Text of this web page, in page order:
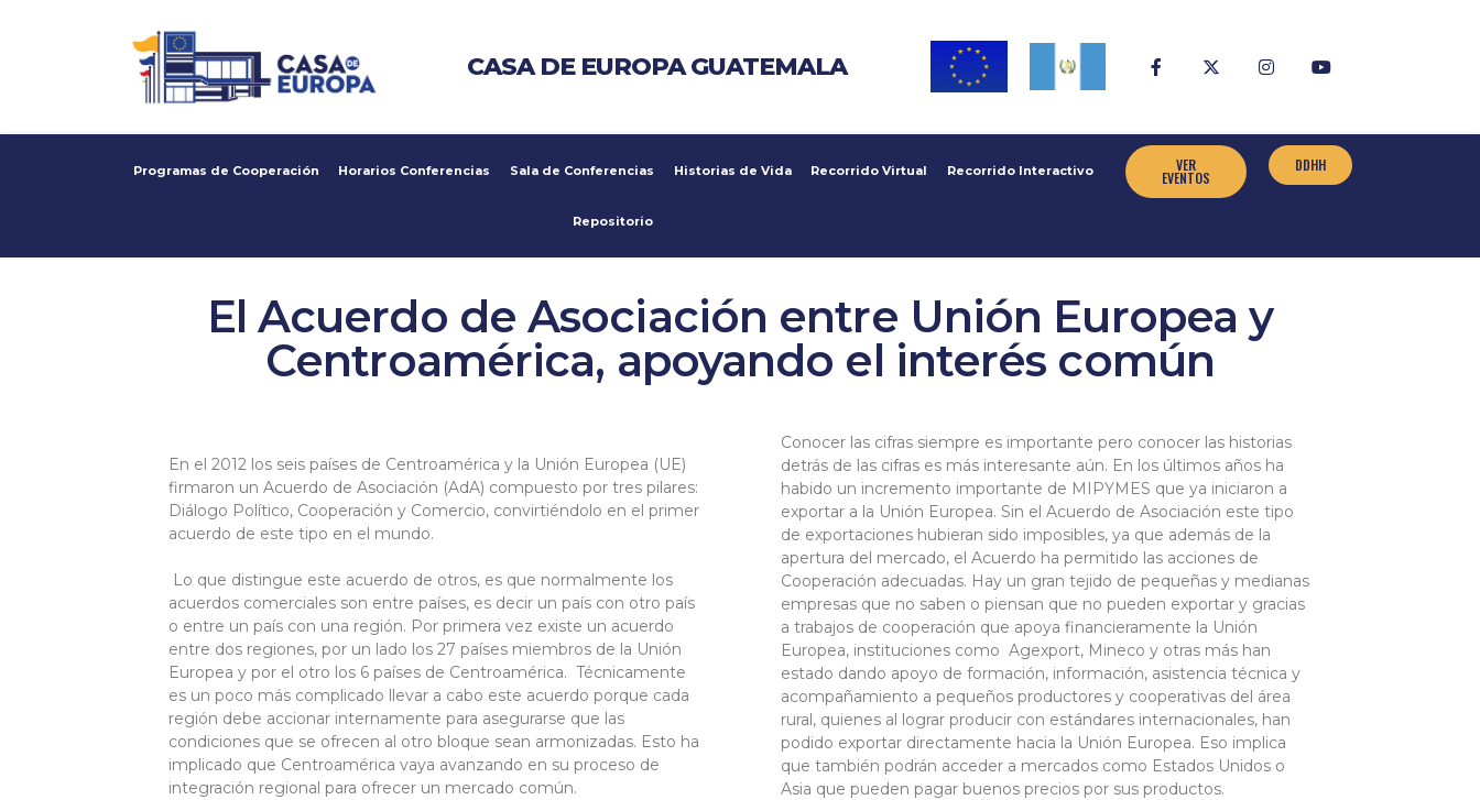
CASA DE EUROPA GUATEMALA
Programas de Cooperación Horarios Conferencias Sala de Conferencias Historias de Vida Recorrido Virtual Recorrido Interactivo
Repositorio
VER
EVENTOS
DDHH
El Acuerdo de Asociación entre Unión Europea y
Centroamérica, apoyando el interés común
En el 2012 los seis países de Centroamérica y la Unión Europea (UE)
firmaron un Acuerdo de Asociación (AdA) compuesto por tres pilares:
Diálogo Político, Cooperación y Comercio, convirtiéndolo en el primer
acuerdo de este tipo en el mundo.
Lo que distingue este acuerdo de otros, es que normalmente los
acuerdos comerciales son entre países, es decir un país con otro país
o entre un país con una región. Por primera vez existe un acuerdo
entre dos regiones, por un lado los 27 países miembros de la Unión
Europea y por el otro los 6 países de Centroamérica. Técnicamente
es un poco más complicado llevar a cabo este acuerdo porque cada
región debe accionar internamente para asegurarse que las
condiciones que se ofrecen al otro bloque sean armonizadas. Esto ha
implicado que Centroamérica vaya avanzando en su proceso de
integración regional para ofrecer un mercado común.
Conocer las cifras siempre es importante pero conocer las historias
detrás de las cifras es más interesante aún. En los últimos años ha
habido un incremento importante de MIPYMES que ya iniciaron a
exportar a la Unión Europea. Sin el Acuerdo de Asociación este tipo
de exportaciones hubieran sido imposibles, ya que además de la
apertura del mercado, el Acuerdo ha permitido las acciones de
Cooperación adecuadas. Hay un gran tejido de pequeñas y medianas
empresas que no saben o piensan que no pueden exportar y gracias
a trabajos de cooperación que apoya financieramente la Unión
Europea, instituciones como Agexport, Mineco y otras más han
estado dando apoyo de formación, información, asistencia técnica y
acompañamiento a pequeños productores y cooperativas del área
rural, quienes al lograr producir con estándares internacionales, han
podido exportar directamente hacia la Unión Europea. Eso implica
que también podrán acceder a mercados como Estados Unidos o
Asia que pueden pagar buenos precios por sus productos.